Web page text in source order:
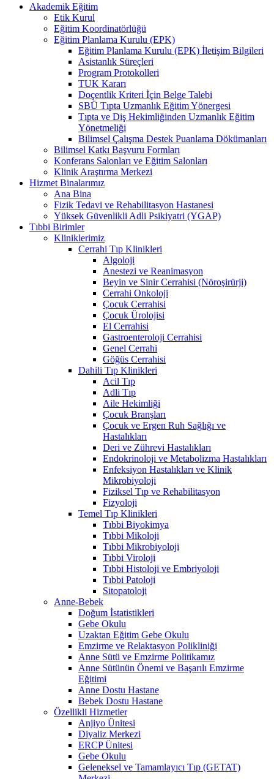
Akademik Eğitim
Etik Kurul
Eğitim Koordinatörlüğü
Eğitim Planlama Kurulu (EPK)
Eğitim Planlama Kurulu (EPK) İletişim Bilgileri
Asistanlık Süreçleri
Program Protokolleri
TUK Kararı
Doçentlik Kriteri İçin Belge Talebi
SBÜ Tıpta Uzmanlık Eğitim Yönergesi
Tıpta ve Diş Hekimliğinden Uzmanlık Eğitim
Yönetmeliği
Bilimsel Çalışma Destek Puanlama Dökümanları
Bilimsel Katkı Başvuru Formları
Konferans Salonları ve Eğitim Salonları
Klinik Araştırma Merkezi
Hizmet Binalarımız
Ana Bina
Fizik Tedavi ve Rehabilitasyon Hastanesi
Yüksek Güvenlikli Adli Psikiyatri (YGAP)
Tıbbi Birimler
Kliniklerimiz
Cerrahi Tıp Klinikleri
Algoloji
Anestezi ve Reanimasyon
Beyin ve Sinir Cerrahisi (Nöroşirürji)
Cerrahi Onkoloji
Çocuk Cerrahisi
Çocuk Ürolojisi
El Cerrahisi
Gastroenteroloji Cerrahisi
Genel Cerrahi
Göğüs Cerrahisi
Dahili Tıp Klinikleri
Acil Tıp
Adli Tıp
Aile Hekimliği
Çocuk Branşları
Çocuk ve Ergen Ruh Sağlığı ve
Hastalıkları
Deri ve Zührevi Hastalıkları
Endokrinoloji ve Metabolizma Hastalıkları
Enfeksiyon Hastalıkları ve Klinik
Mikrobiyoloji
Fiziksel Tıp ve Rehabilitasyon
Fizyoloji
Temel Tıp Klinikleri
Tıbbi Biyokimya
Tıbbi Mikoloji
Tıbbi Mikrobiyoloji
Tıbbi Viroloji
Tıbbi Histoloji ve Embriyoloji
Tıbbi Patoloji
Sitopatoloji
Anne-Bebek
Doğum İstatistikleri
Gebe Okulu
Uzaktan Eğitim Gebe Okulu
Emzirme ve Relaktasyon Polikliniği
Anne Sütü ve Emzirme Politikamız
Anne Sütünün Önemi ve Başarılı Emzirme
Eğitimi
Anne Dostu Hastane
Bebek Dostu Hastane
Özellikli Hizmetler
Anjiyo Ünitesi
Diyaliz Merkezi
ERCP Ünitesi
Gebe Okulu
Geleneksel ve Tamamlayıcı Tıp (GETAT)